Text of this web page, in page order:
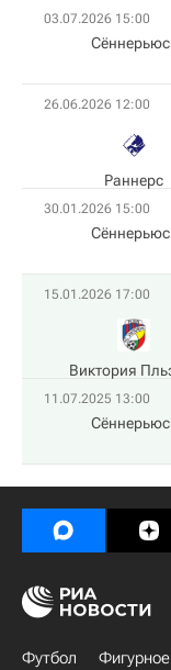
03.07.2026 15:00
26.06.2026 12:00
Раннерс
30.01.2026 15:00
15.01.2026 17:00
Виктория
11.07.2025 13:00
Футбол